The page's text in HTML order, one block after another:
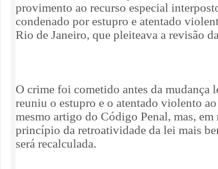
provimento ao recurso especial
condenado por estupro e atentado
Rio de Janeiro, que pleiteava a revisão
O crime foi cometido antes da mudança
reuniu o estupro e o atentado violento
mesmo artigo do Código Penal, mas, em
princípio da retroatividade da lei mais
será recalculada.